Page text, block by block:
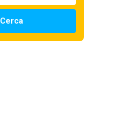
Cerca